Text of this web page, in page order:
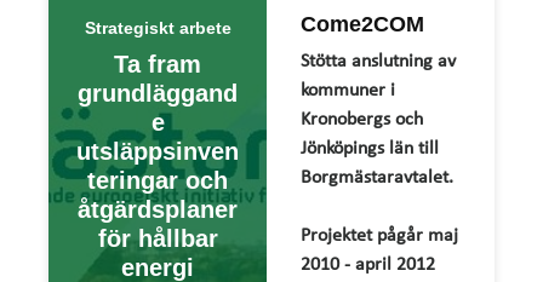
Strategiskt arbete
Ta fram
grundläggand
e
utsläppsinven
teringar och
åtgärdsplaner
för hållbar
energi
Come2COM
Stötta anslutning av
kommuner i
Kronobergs och
Jönköpings län till
Borgmästaravtalet.
Projektet pågår maj
2010 - april 2012